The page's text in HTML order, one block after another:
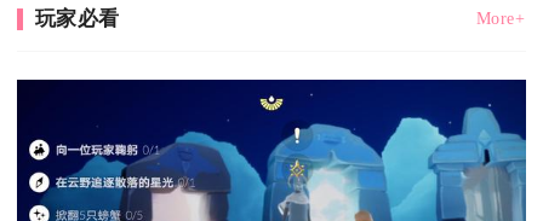
玩家必看 More+